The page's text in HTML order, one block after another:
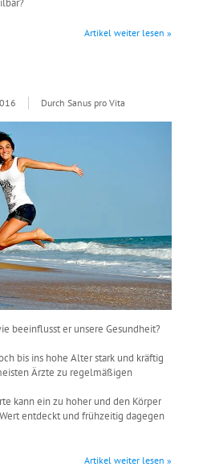
Artikel weiter lesen »
Durch Sanus pro Vita
beeinflusst er unsere Gesundheit?
bis ins hohe Alter stark und kräftig
Ärzte zu regelmäßigen
kann ein zu hoher und den Körper
entdeckt und frühzeitig dagegen
Artikel weiter lesen »